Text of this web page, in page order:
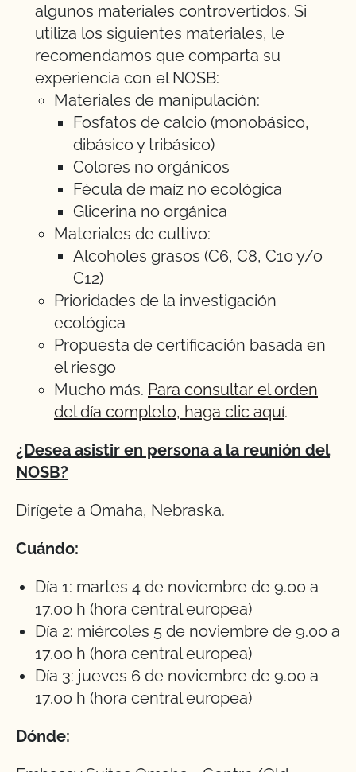
algunos materiales controvertidos. Si
utiliza los siguientes materiales, le
recomendamos que comparta su
experiencia con el NOSB:
Materiales de manipulación:
Fosfatos de calcio (monobásico,
dibásico y tribásico)
Colores no orgánicos
Fécula de maíz no ecológica
Glicerina no orgánica
Materiales de cultivo:
Alcoholes grasos (C6, C8, C10 y/o
C12)
Prioridades de la investigación
ecológica
Propuesta de certificación basada en
el riesgo
Mucho más. Para consultar el orden
del día completo, haga clic aquí.
¿Desea asistir en persona a la reunión del
NOSB?
Dirígete a Omaha, Nebraska.
Cuándo:
Día 1: martes 4 de noviembre de 9.00 a
17.00 h (hora central europea)
Día 2: miércoles 5 de noviembre de 9.00 a
17.00 h (hora central europea)
Día 3: jueves 6 de noviembre de 9.00 a
17.00 h (hora central europea)
Dónde: